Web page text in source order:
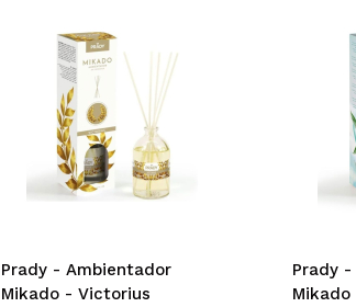
Prady - Ambientador
Mikado - Victorius
Prady